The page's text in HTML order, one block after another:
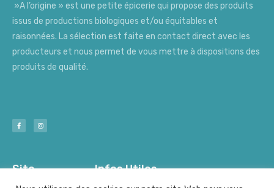
»A l’origine » est une petite épicerie qui propose des produits
issus de productions biologiques et/ou équitables et
raisonnées. La sélection est faite en contact direct avec les
producteurs et nous permet de vous mettre à dispositions des
produits de qualité.
Site Infos Utiles